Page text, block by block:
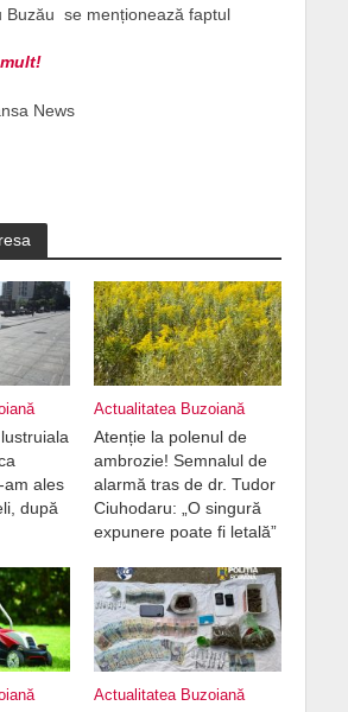
Buzău se menționează faptul
News
am ales
după
Actualitatea Buzoiană
Atenție la polenul de
ambrozie! Semnalul de
alarmă tras de dr. Tudor
Ciuhodaru: „O singură
expunere poate fi letală”
Actualitatea Buzoiană